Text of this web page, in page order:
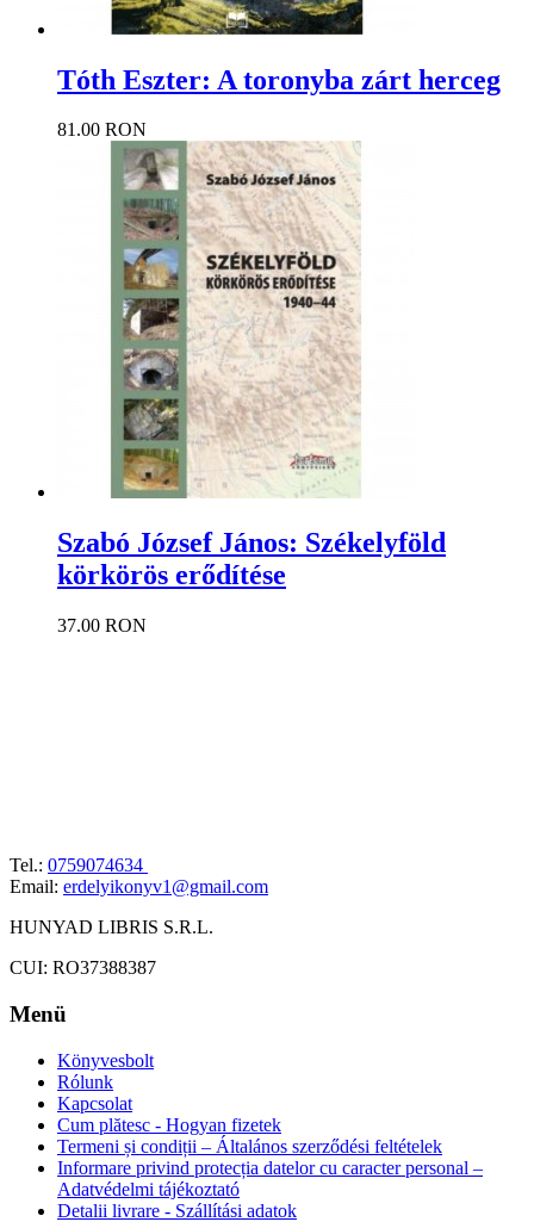
Tóth Eszter: A toronyba zárt herceg
81.00 RON
Szabó József János: Székelyföld
körkörös erődítése
37.00 RON
Tel.: 0759074634
Email: erdelyikonyv1@gmail.com
HUNYAD LIBRIS S.R.L.
CUI: RO37388387
Menü
Könyvesbolt
Rólunk
Kapcsolat
Cum plătesc - Hogyan fizetek
Termeni și condiții – Általános szerződési feltételek
Informare privind protecția datelor cu caracter personal –
Adatvédelmi tájékoztató
Detalii livrare - Szállítási adatok